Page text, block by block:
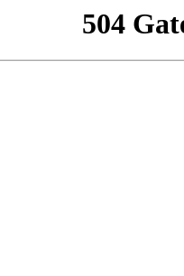
504